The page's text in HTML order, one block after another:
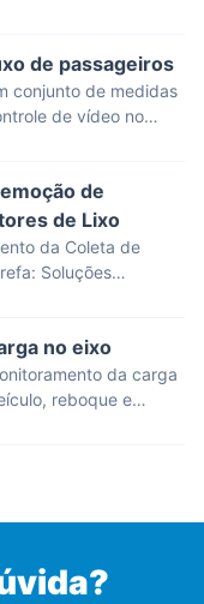
de passageiros
conjunto de medidas
de vídeo no
de vídeo da
tráfego de
oferecemos: – foi
– além do
câmeras de
controle […]
de
de Lixo
da Coleta de
Soluções
do módulo
um
informa os
aproximado de
via SMS e
no eixo
da carga
reboque e
carga. As
por eixo
[…]